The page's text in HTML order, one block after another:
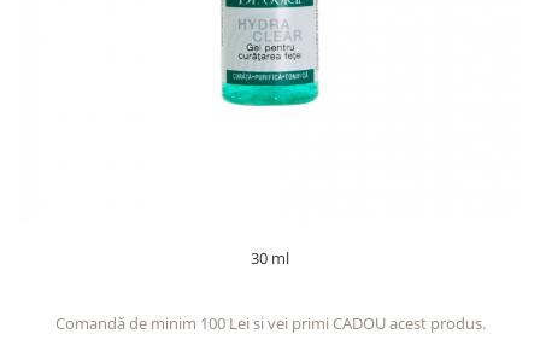
30 ml
Comandă de minim 100 Lei si vei primi CADOU acest produs.